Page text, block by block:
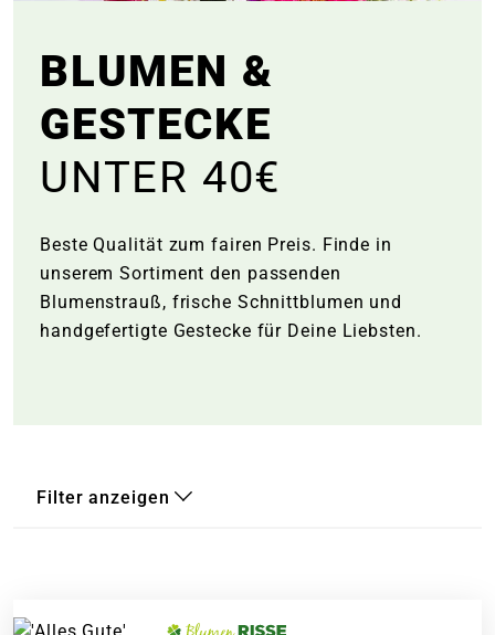
BLUMEN &
GESTECKE
UNTER 40€
Beste Qualität zum fairen Preis. Finde in
unserem Sortiment den passenden
Blumenstrauß, frische Schnittblumen und
handgefertigte Gestecke für Deine Liebsten.
Filter anzeigen